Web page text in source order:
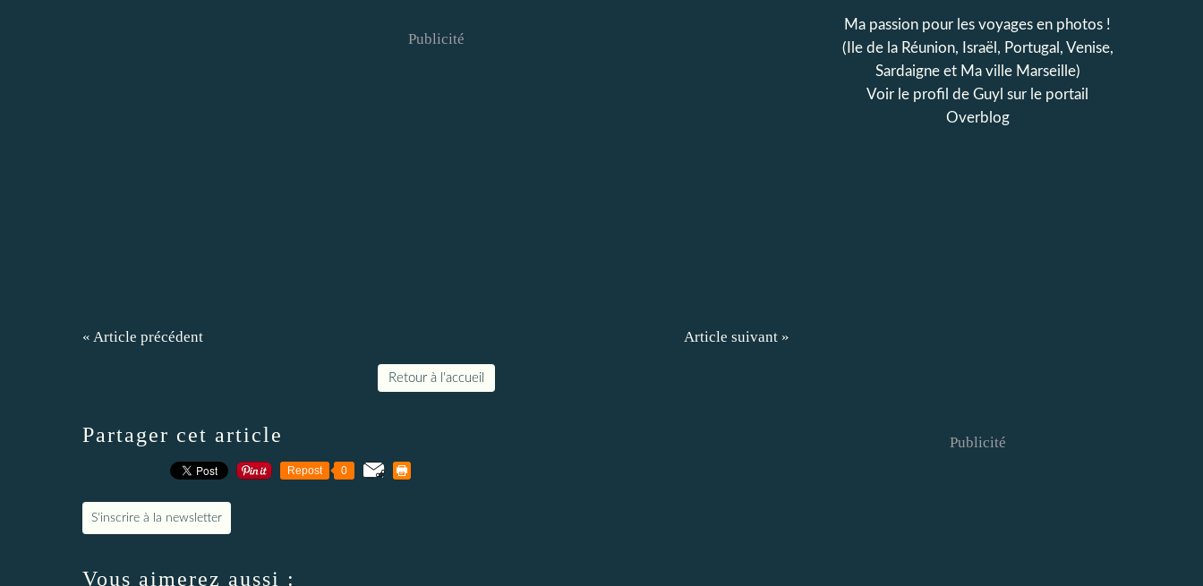
Publicité
« Article précédent Article suivant »
Retour à l'accueil
Partager cet article
Repost 0
S'inscrire à la newsletter
Vous aimerez aussi :
Ma passion pour les voyages en photos !
(Ile de la Réunion, Israël, Portugal, Venise,
Sardaigne et Ma ville Marseille)
Voir le profil de Guyl sur le portail
Overblog
Publicité